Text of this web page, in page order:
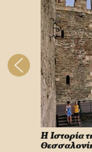
H Iστορία